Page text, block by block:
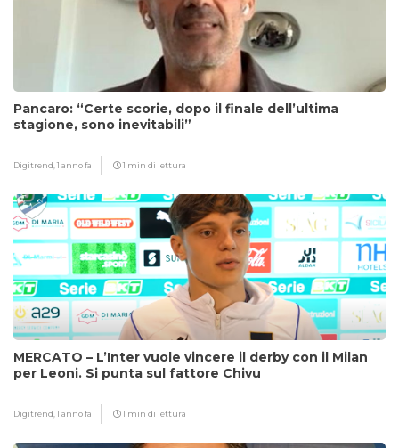
Pancaro: “Certe scorie, dopo il finale dell’ultima
stagione, sono inevitabili”
Digitrend,1 anno fa 1 min di lettura
MERCATO – L’Inter vuole vincere il derby con il Milan
per Leoni. Si punta sul fattore Chivu
Digitrend,1 anno fa 1 min di lettura